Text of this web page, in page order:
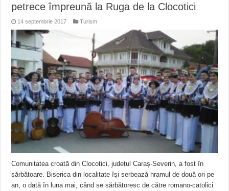
petrece împreună la Ruga de la Clocotici
14 septembrie 2017 Turism
Comunitatea croată din Clocotici, județul Caraș-Severin, a fost în
sărbătoare. Biserica din localitate îşi serbează hramul de două ori pe
an, o dată în luna mai, când se sărbătoresc de către romano-catolici